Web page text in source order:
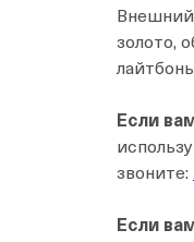
золото,
Если
звоните:
Если